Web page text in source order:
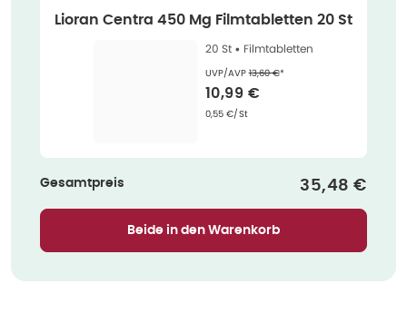
Lioran Centra 450 Mg Filmtabletten 20 St
20 St • Filmtabletten
UVP/AVPEhemaliger Preis (U V P)
13,60 €*
Verkaufspreis
10,99 €
Grundpreis
0,55 €/St
Gesamtpreis 35,48 €
Beide in den Warenkorb